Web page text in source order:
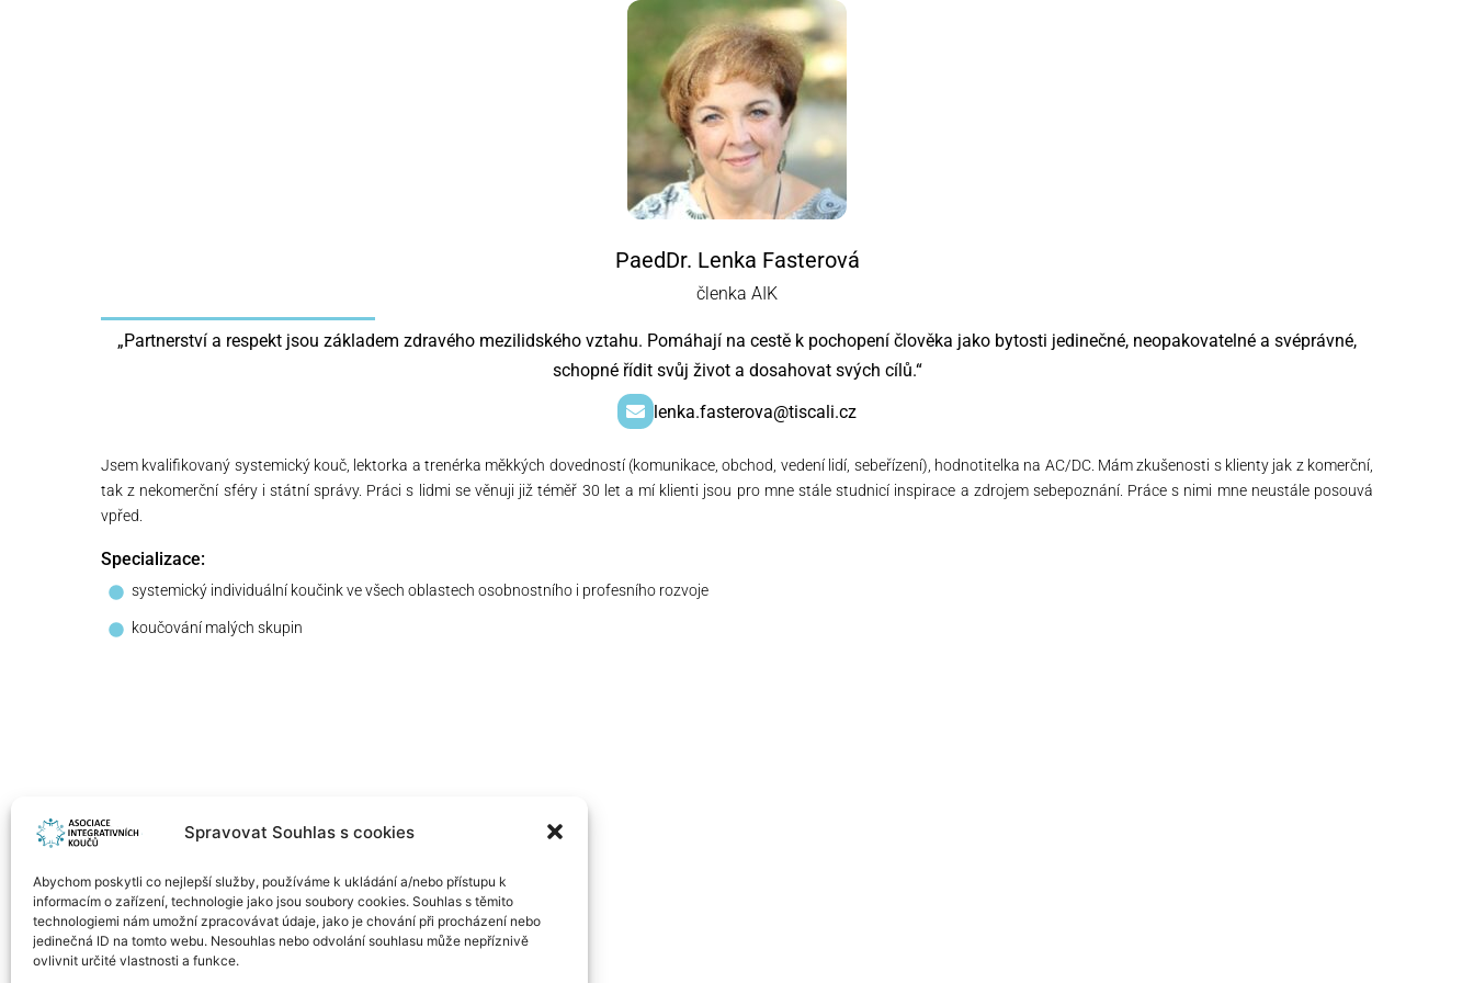
Spravovat Souhlas s cookies
Abychom poskytli co nejlepší služby, používáme k ukládání a/nebo přístupu k
informacím o zařízení, technologie jako jsou soubory cookies. Souhlas s těmito
technologiemi nám umožní zpracovávat údaje, jako je chování při procházení nebo
jedinečná ID na tomto webu. Nesouhlas nebo odvolání souhlasu může nepříznivě
ovlivnit určité vlastnosti a funkce.
PaedDr. Lenka Fasterová
členka AIK
„Partnerství a respekt jsou základem zdravého mezilidského vztahu. Pomáhají na cestě k pochopení člověka jako bytosti jedinečné, neopakovatelné a svéprávné,
schopné řídit svůj život a dosahovat svých cílů.“
lenka.fasterova@tiscali.cz
Jsem kvalifikovaný systemický kouč, lektorka a trenérka měkkých dovedností (komunikace, obchod, vedení lidí, sebeřízení), hodnotitelka na AC/DC. Mám zkušenosti s klienty jak z komerční,
tak z nekomerční sféry i státní správy. Práci s lidmi se věnuji již téměř 30 let a mí klienti jsou pro mne stále studnicí inspirace a zdrojem sebepoznání. Práce s nimi mne neustále posouvá
vpřed.
Specializace:
systemický individuální koučink ve všech oblastech osobnostního i profesního rozvoje
koučování malých skupin